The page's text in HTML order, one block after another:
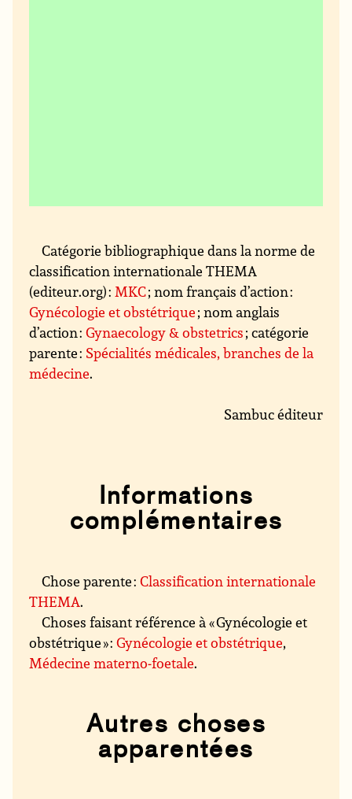
Catégorie bibliographique dans la norme de
classification internationale THEMA
(editeur.org) :MKC; nom français d’action :
Gynécologie et obstétrique; nom anglais
d’action :Gynaecology & obstetrics; catégorie
parente : Spécialités médicales, branches de la
médecine.
Sambuc éditeur
Informations
complémentaires
Chose parente :Classification internationale
THEMA.
Choses faisant référence à « Gynécologie et
obstétrique » :Gynécologie et obstétrique,
Médecine materno-foetale.
Autres choses
apparentées